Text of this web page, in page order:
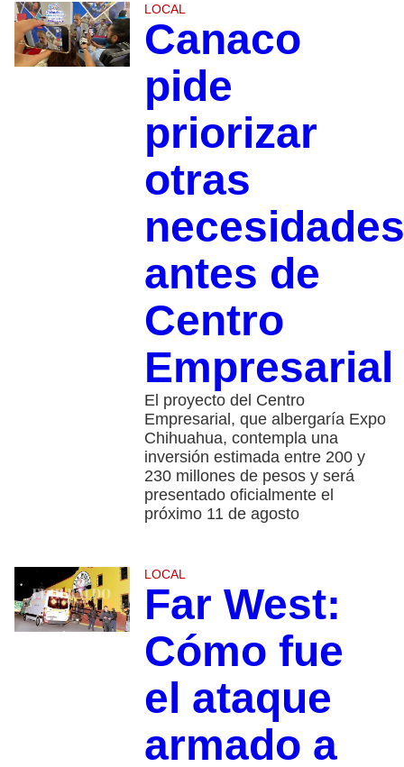
LOCAL
Canaco
pide
priorizar
otras
necesidades
antes de
Centro
Empresarial
El proyecto del Centro
Empresarial, que albergaría Expo
Chihuahua, contempla una
inversión estimada entre 200 y
230 millones de pesos y será
presentado oficialmente el
próximo 11 de agosto
LOCAL
Far West:
Cómo fue
el ataque
armado a